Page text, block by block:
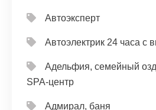
Автоэксперт
Автоэлектрик 24 часа с
Адельфия, семейный
SPA-центр
Адмирал, баня